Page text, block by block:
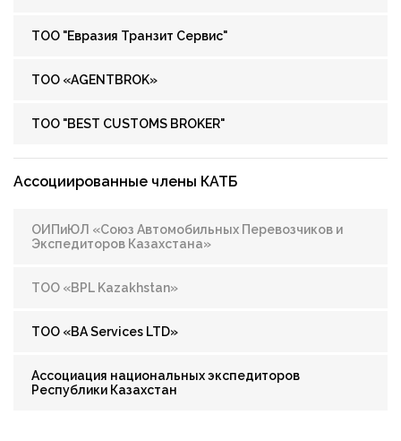
ТОО "Евразия Транзит Сервис"
ТОО «AGENTBROK»
ТОО "BEST CUSTOMS BROKER"
Ассоциированные члены КАТБ
ОИПиЮЛ «Союз Автомобильных Перевозчиков и
Экспедиторов Казахстана»
ТОО «BPL Kazakhstan»
ТОО «BA Services LTD»
Ассоциация национальных экспедиторов
Республики Казахстан